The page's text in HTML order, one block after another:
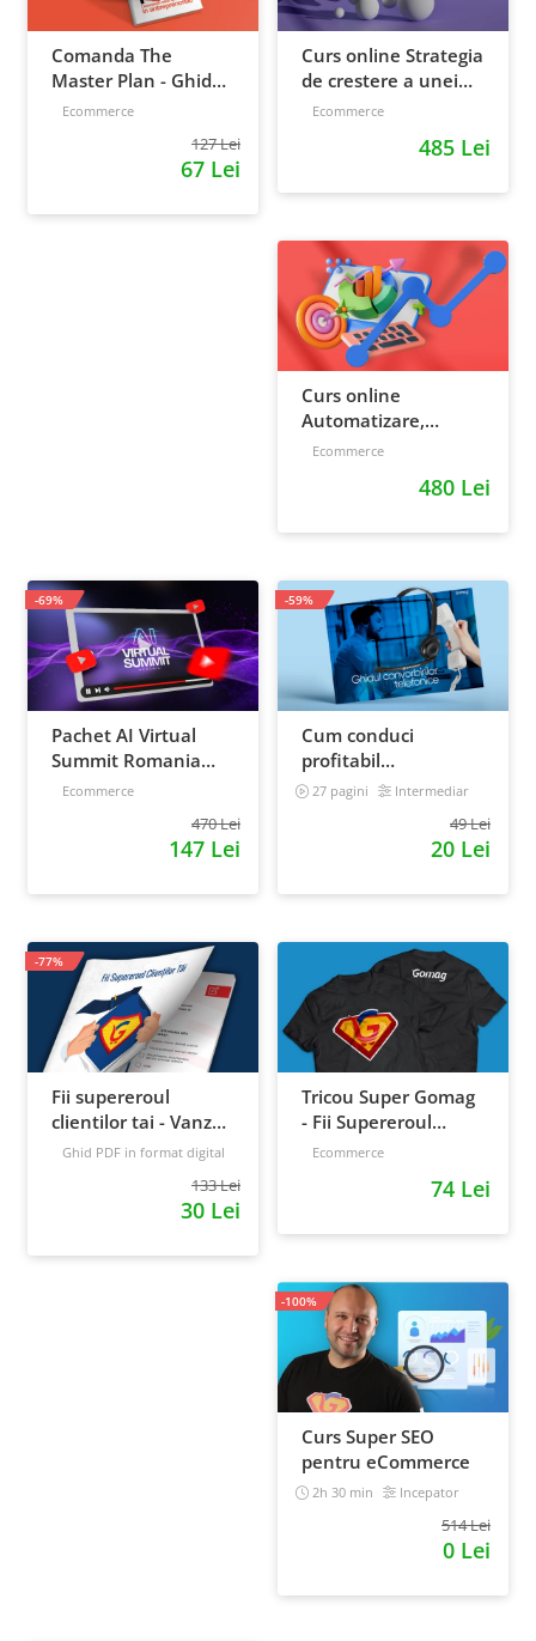
Comanda The
Master Plan - Ghid
pentru antreprenori,
Ecommerce
127 Lei
67 Lei
Curs online Strategia
de crestere a unei
afaceri - de la idee, la
Ecommerce
485 Lei
Curs online
Automatizare,
scalare si loializare:
strategia de business
Ecommerce
480 Lei
Pachet AI Virtual
Summit Romania
2026: inregistrari +
Ecommerce
470 Lei
147 Lei
-69%
Cum conduci
profitabil
convorbirile
27 pagini Intermediar
49 Lei
20 Lei
-59%
Fii supereroul
clientilor tai - Vanzari
pe pilot automat
Ghid PDF in format digital
133 Lei
30 Lei
-77%
Tricou Super Gomag
- Fii Supereroul
Clientilor Tai
Ecommerce
74 Lei
Curs Super SEO
pentru eCommerce
2h 30 min Incepator
514 Lei
0 Lei
-100%